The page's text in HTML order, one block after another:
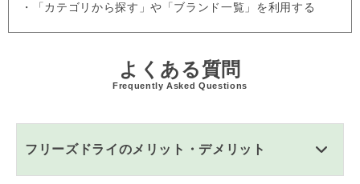
・「カテゴリから探す」や「ブランド一覧」を利用する
よくある質問
Frequently Asked Questions
フリーズドライのメリット・デメリット